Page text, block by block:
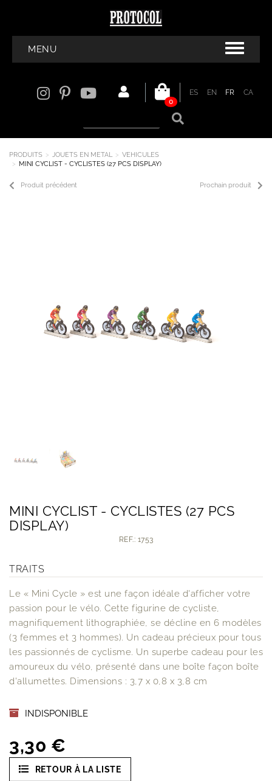
MENU
ES EN FR
CA
0
PRODUITS JOUETS EN METAL
VEHICULES
MINI CYCLIST - CYCLISTES (27 PCS DISPLAY)
Prochain produit
Produit précédent
MINI CYCLIST - CYCLISTES (27 PCS
DISPLAY)
REF.: 1753
TRAITS
Le « Mini Cycle » est une façon idéale d'afficher votre
passion pour le vélo. Cette figurine de cycliste,
magnifiquement lithographiée, se décline en 6 modèles
(3 femmes et 3 hommes). Un cadeau précieux pour tous
les passionnés de cyclisme. Un superbe cadeau pour les
amoureux du vélo, présenté dans une boîte façon boîte
d'allumettes. Dimensions : 3,7 x 0,8 x 3,8 cm
INDISPONIBLE
3,30 €
RETOUR À LA LISTE